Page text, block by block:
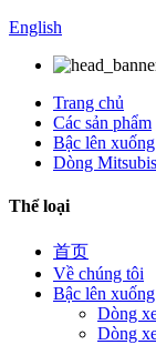
English
Trang chủ
Các sản phẩm
Bậc lên xuống
Dòng
Thể loại
首页
Về chúng tôi
Bậc lên xuống
Dòng
Dòng